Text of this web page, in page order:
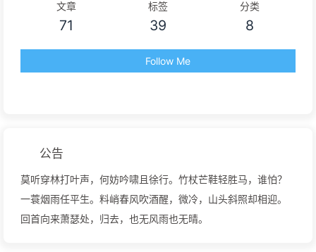
文章
71
标签
39
分类
8
Follow Me
公告
莫听穿林打叶声，何妨吟啸且徐行。竹杖芒鞋轻胜马，谁怕？
一蓑烟雨任平生。料峭春风吹酒醒，微冷，山头斜照却相迎。
回首向来萧瑟处，归去，也无风雨也无晴。